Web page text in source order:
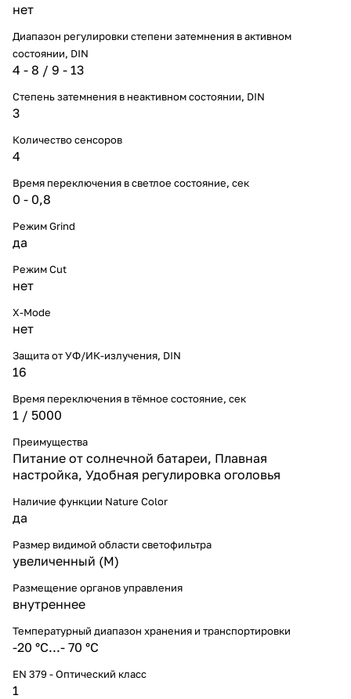
нет
Диапазон регулировки степени затемнения в активном
состоянии, DIN
4 - 8 / 9 - 13
Степень затемнения в неактивном состоянии, DIN
3
Количество сенсоров
4
Время переключения в светлое состояние, сек
0 - 0,8
Режим Grind
да
Режим Cut
нет
X-Mode
нет
Защита от УФ/ИК-излучения, DIN
16
Время переключения в тёмное состояние, сек
1 / 5000
Преимущества
Питание от солнечной батареи, Плавная
настройка, Удобная регулировка оголовья
Наличие функции Nature Color
да
Размер видимой области светофильтра
увеличенный (M)
Размещение органов управления
внутреннее
Температурный диапазон хранения и транспортировки
-20 °С...- 70 °С
EN 379 - Оптический класс
1